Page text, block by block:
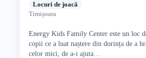
Locuri de joacă
Timișoara
Energy Kids Family Center este un loc
copii ce a luat naștere din dorința de a
celor mici, de a-i ajuta…